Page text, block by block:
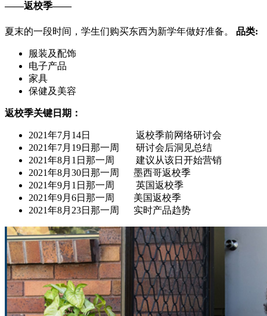
——返校季——
夏末的一段时间，学生们购买东西为新学年做好准备。 品类:
服装及配饰
电子产品
家具
保健及美容
返校季关键日期：
2021年7月14日 返校季前网络研讨会
2021年7月19日那一周 研讨会后洞见总结
2021年8月1日那一周 建议从该日开始营销
2021年8月30日那一周 墨西哥返校季
2021年9月1日那一周 英国返校季
2021年9月6日那一周 美国返校季
2021年8月23日那一周 实时产品趋势